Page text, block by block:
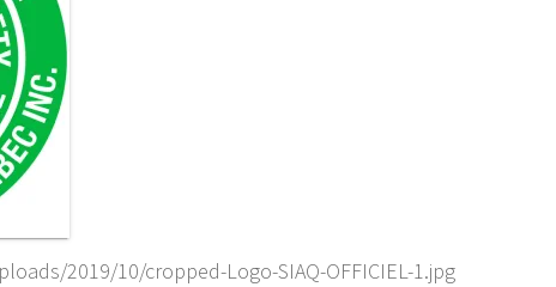
2019/10/cropped-Logo-SIAQ-OFFICIEL-1.jpg